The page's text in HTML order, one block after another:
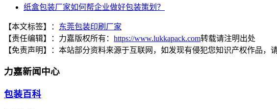
纸盒包装厂家如何帮企业做好包装策划？
【本文标签】： 东莞包装印刷厂家
【责任编辑】： 力嘉版权所有： https://www.lukkapack.com转载请注明出处
【免责声明】： 本站部分资料来源于互联网，如发现有侵犯您知识产权作品，
力嘉新闻中心
包装百科